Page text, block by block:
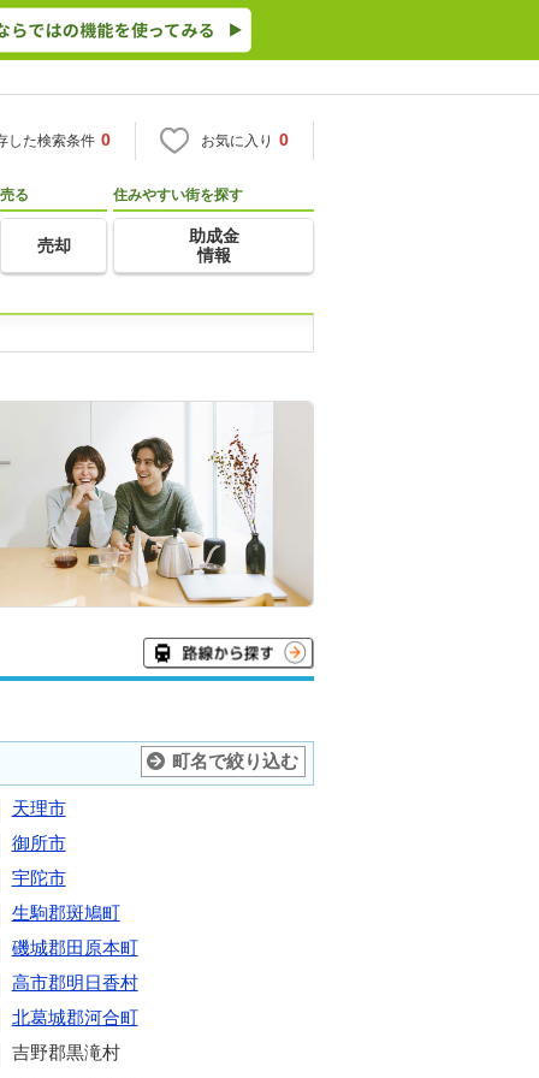
した検索条件 0 お気に入り 0
売る
売却
住みやすい街を探す
助成金
情報
町名で絞り込む
天理市
御所市
宇陀市
生駒郡斑鳩町
磯城郡田原本町
高市郡明日香村
北葛城郡河合町
吉野郡黒滝村